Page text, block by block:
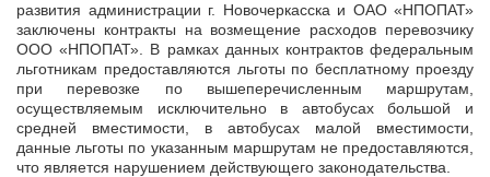
развития администрации г. Новочеркасска и ОАО «НПОПАТ»
заключены контракты на возмещение расходов перевозчику
ООО «НПОПАТ». В рамках данных контрактов федеральным
льготникам предоставляются льготы по бесплатному проезду
при перевозке по вышеперечисленным маршрутам,
осуществляемым исключительно в автобусах большой и
средней вместимости, в автобусах малой вместимости,
данные льготы по указанным маршрутам не предоставляются,
что является нарушением действующего законодательства.